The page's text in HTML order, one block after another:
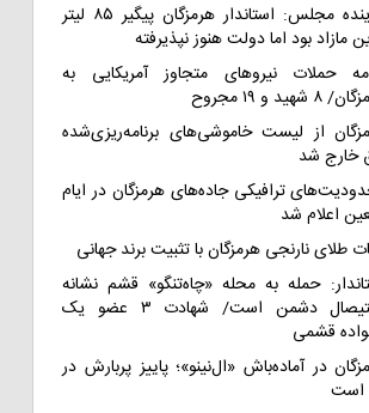
نماینده مجلس: استاندار هرمزگان پیگیر ۸۵ لیتر
مازاد بود اما دولت هنوز نپذیرفته
حملات نیروهای متجاوز آمریکایی به
شهید و ۱۹ مجروح
از لیست خاموشی‌های برنامه‌ریزی‌شده
خارج شد
ترافیکی جاده‌های هرمزگان در ایام
اعلام شد
طلای نارنجی هرمزگان با تثبیت برند جهانی
حمله به محله «چاه‌تنگو» قشم نشانه
استیصال دشمن است/ شهادت ۳ عضو یک
قشمی
در آماده‌باش «ال‌نینو»؛ پاییز پربارش در
است